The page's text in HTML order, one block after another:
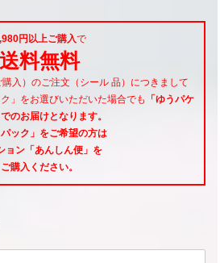
円以上ご購入で
送料無料
入）のご注文（シール 品）につきまして
」をお選びいただいた場合でも
「ゆうパケ
のお届けとなります。
パック」をご希望の方は
ョン「あんしん便」 を
ご購入ください。